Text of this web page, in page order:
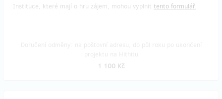
Instituce, které mají o hru zájem, mohou vyplnit tento formulář.
1 100 Kč